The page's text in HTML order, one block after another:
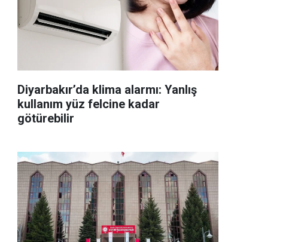
Diyarbakır’da klima alarmı: Yanlış
kullanım yüz felcine kadar
götürebilir